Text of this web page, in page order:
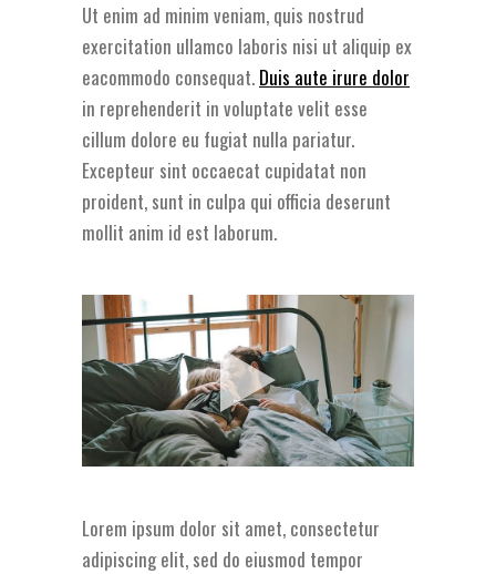
Ut enim ad minim veniam, quis nostrud
exercitation ullamco laboris nisi ut aliquip ex
eacommodo consequat. Duis aute irure dolor
in reprehenderit in voluptate velit esse
cillum dolore eu fugiat nulla pariatur.
Excepteur sint occaecat cupidatat non
proident, sunt in culpa qui officia deserunt
mollit anim id est laborum.
Lorem ipsum dolor sit amet, consectetur
adipiscing elit, sed do eiusmod tempor